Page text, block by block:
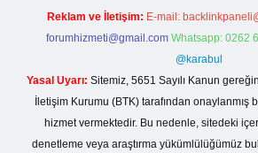
Reklam ve İletişim: E-mail:
forumhizmeti@gmail.com Whatsapp: 0262
@karabul
Yasal Uyarı: Sitemiz, 5651 Sayılı Kanun
İletişim Kurumu (BTK) tarafından onaylanmış
hizmet vermektedir. Bu nedenle, sitedeki
denetleme veya araştırma yükümlülüğümüz